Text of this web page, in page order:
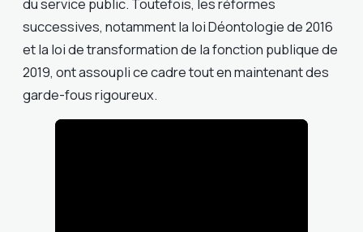
successives, notamment la loi Déontologie de 2016
et la loi de transformation de la fonction publique de
2019, ont assoupli ce cadre tout en maintenant des
garde-fous rigoureux.